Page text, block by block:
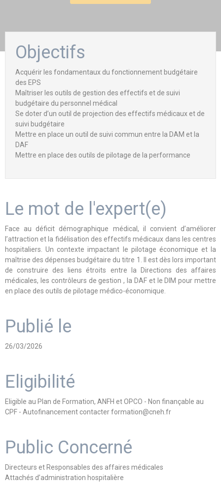
Objectifs
Acquérir les fondamentaux du fonctionnement budgétaire
des EPS
Maîtriser les outils de gestion des effectifs et de suivi
budgétaire du personnel médical
Se doter d’un outil de projection des effectifs médicaux et de
suivi budgétaire
Mettre en place un outil de suivi commun entre la DAM et la
DAF
Mettre en place des outils de pilotage de la performance
Le mot de l'expert(e)
Face au déficit démographique médical, il convient d’améliorer
l’attraction et la fidélisation des effectifs médicaux dans les centres
hospitaliers. Un contexte impactant le pilotage économique et la
maîtrise des dépenses budgétaire du titre 1. Il est dès lors important
de construire des liens étroits entre la Directions des affaires
médicales, les contrôleurs de gestion , la DAF et le DIM pour mettre
en place des outils de pilotage médico-économique.
Publié le
26/03/2026
Eligibilité
Eligible au Plan de Formation, ANFH et OPCO - Non finançable au
CPF - Autofinancement contacter formation@cneh.fr
Public Concerné
Directeurs et Responsables des affaires médicales
Attachés d’administration hospitalière